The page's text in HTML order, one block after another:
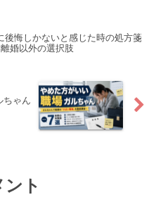
後悔しかないと感じた時の処方箋
婚以外の選択肢
ちゃん
ント